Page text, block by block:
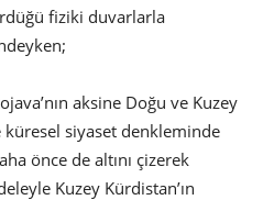
fiziki duvarlarla
aksine Doğu ve Kuzey
siyaset denkleminde
önce de altını çizerek
Kuzey Kürdistan’ın